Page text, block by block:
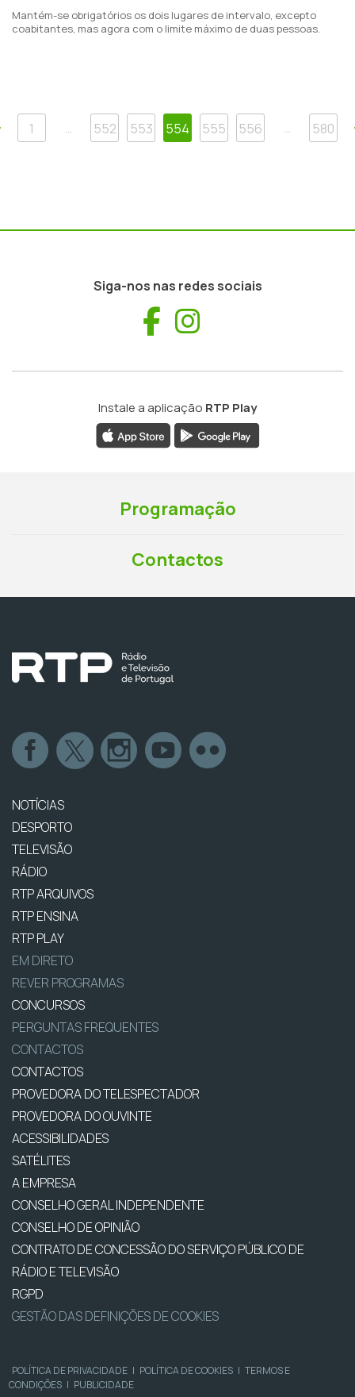
Mantém-se obrigatórios os dois lugares de intervalo, excepto
coabitantes, mas agora com o limite máximo de duas pessoas.
Anterior
1 … 552 553 554 555 556 … 580
Siga-nos nas redes sociais
Facebook
Instale a aplicação RTP Play
Programação
Contactos
NOTÍCIAS
DESPORTO
TELEVISÃO
RÁDIO
RTP ARQUIVOS
RTP ENSINA
RTP PLAY
EM DIRETO
REVER PROGRAMAS
CONCURSOS
PERGUNTAS FREQUENTES
CONTACTOS
CONTACTOS
PROVEDORA DO TELESPECTADOR
PROVEDORA DO OUVINTE
ACESSIBILIDADES
SATÉLITES
A EMPRESA
CONSELHO GERAL INDEPENDENTE
CONSELHO DE OPINIÃO
CONTRATO DE CONCESSÃO DO SERVIÇO PÚBLICO DE
RÁDIO E TELEVISÃO
RGPD
GESTÃO DAS DEFINIÇÕES DE COOKIES
POLÍTICA DE PRIVACIDADE | POLÍTICA DE COOKIES | TERMOS E
CONDIÇÕES | PUBLICIDADE